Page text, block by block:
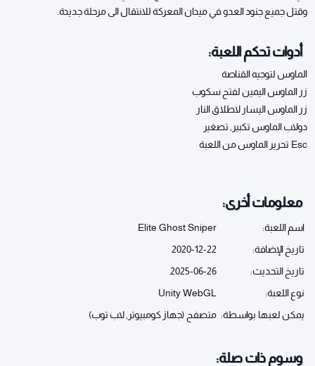
وقتل جميع جنود العدو في ميدان المعركة للانتقال الى مرحلة جديدة.
أدوات تحكم اللعبة:
الماوس لتوجيه القناصة
زر الماوس اليمين لفتح سكوب
زر الماوس اليسار لاطلاق النار
دولاب الماوس تكبير, تصغير
Esc تحرير الماوس من اللعبة
معلومات أخرى:
اسم اللعبة:
Elite Ghost Sniper
تاريخ الإضافة:
2020-12-22
تاريخ التحديث:
2025-06-26
نوع اللعبة:
Unity WebGL
يمكن لعبها بواسطة: متصفح (جهاز كومبيوتر, لاب توب)
وسوم ذات صلة: